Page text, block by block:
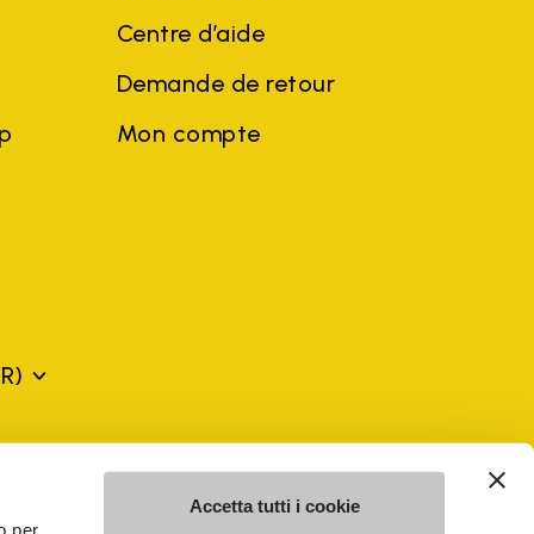
per
Accetta tutti i cookie
Centre d’aide
Demande de retour
Mon compte
et noms d'entreprises de tiers peuvent être des marques
profit du propriétaire, sans impliquer de violation de la loi sur